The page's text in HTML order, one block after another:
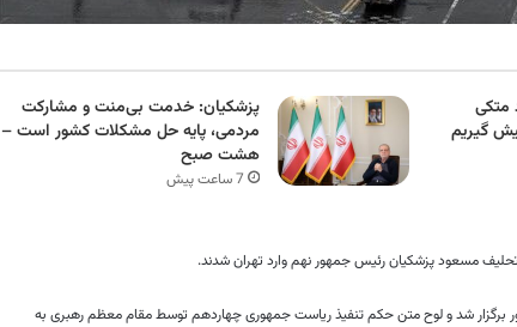
متکی
گیریم
پزشکیان: خدمت بی‌منت و مشارکت
مردمی، پایه حل مشکلات کشور است –
هشت صبح
7 ساعت پیش
مسعود پزشکیان رئیس جمهور نهم وارد تهران شدند.
برگزار شد و لوح متن حکم تنفیذ ریاست ‌جمهوری چهاردهم توسط مقام معظم رهبری به